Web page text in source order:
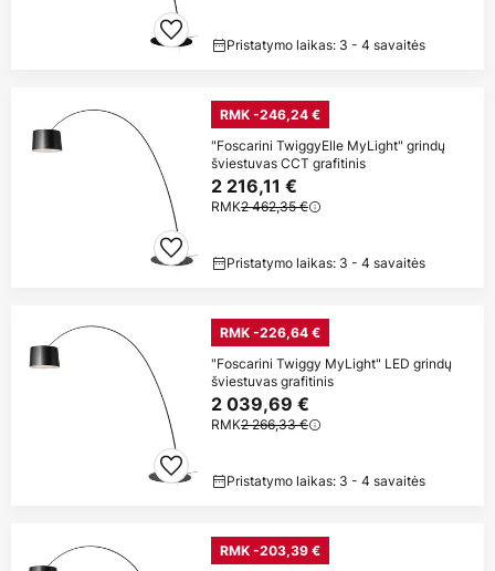
Pristatymo laikas: 3 - 4 savaitės
RMK -246,24 €
"Foscarini TwiggyElle MyLight" grindų
šviestuvas CCT grafitinis
2 216,11 €
RMK2 462,35 €
Pristatymo laikas: 3 - 4 savaitės
RMK -226,64 €
"Foscarini Twiggy MyLight" LED grindų
šviestuvas grafitinis
2 039,69 €
RMK2 266,33 €
Pristatymo laikas: 3 - 4 savaitės
RMK -203,39 €